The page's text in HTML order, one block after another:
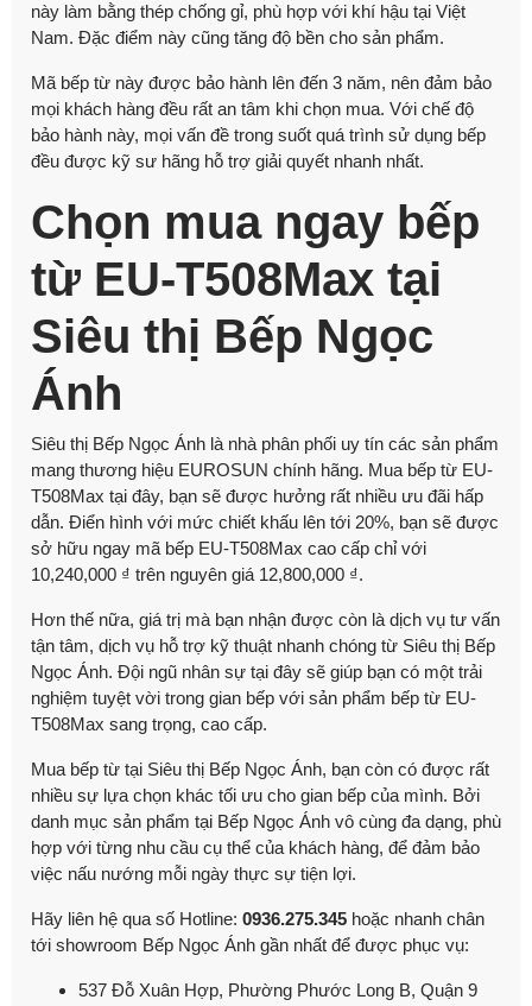
này làm bằng thép chống gỉ, phù hợp với khí hậu tại Việt
Nam. Đặc điểm này cũng tăng độ bền cho sản phẩm.
Mã bếp từ này được bảo hành lên đến 3 năm, nên đảm bảo
mọi khách hàng đều rất an tâm khi chọn mua. Với chế độ
bảo hành này, mọi vấn đề trong suốt quá trình sử dụng bếp
đều được kỹ sư hãng hỗ trợ giải quyết nhanh nhất.
Chọn mua ngay bếp
từ EU-T508Max tại
Siêu thị Bếp Ngọc
Ánh
Siêu thị Bếp Ngọc Ánh là nhà phân phối uy tín các sản phẩm
mang thương hiệu EUROSUN chính hãng. Mua bếp từ EU-
T508Max tại đây, bạn sẽ được hưởng rất nhiều ưu đãi hấp
dẫn. Điển hình với mức chiết khấu lên tới 20%, bạn sẽ được
sở hữu ngay mã bếp EU-T508Max cao cấp chỉ với
10,240,000 ₫ trên nguyên giá 12,800,000 ₫.
Hơn thế nữa, giá trị mà bạn nhận được còn là dịch vụ tư vấn
tận tâm, dịch vụ hỗ trợ kỹ thuật nhanh chóng từ Siêu thị Bếp
Ngọc Ánh. Đội ngũ nhân sự tại đây sẽ giúp bạn có một trải
nghiệm tuyệt vời trong gian bếp với sản phẩm bếp từ EU-
T508Max sang trọng, cao cấp.
Mua bếp từ tại Siêu thị Bếp Ngọc Ánh, bạn còn có được rất
nhiều sự lựa chọn khác tối ưu cho gian bếp của mình. Bởi
danh mục sản phẩm tại Bếp Ngọc Ánh vô cùng đa dạng, phù
hợp với từng nhu cầu cụ thể của khách hàng, để đảm bảo
việc nấu nướng mỗi ngày thực sự tiện lợi.
Hãy liên hệ qua số Hotline: 0936.275.345 hoặc nhanh chân
tới showroom Bếp Ngọc Ánh gần nhất để được phục vụ:
537 Đỗ Xuân Hợp, Phường Phước Long B, Quận 9